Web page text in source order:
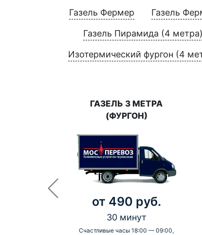
Газель Фермер Газель
Газель Пирамида (4 метра)
Изотермический фургон (4
ГАЗЕЛЬ 3 МЕТРА
(ФУРГОН)
от 490 руб.
30 минут
Счастливые часы 18:00 — 09:00,